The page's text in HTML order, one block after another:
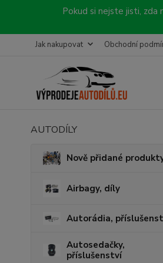
Pokud si nejste jisti,
Jak nakupovat Obchodní
AUTODÍLY
Nově přidané
Airbagy, díly
Autorádia,
Autosedačky,
příslušenství